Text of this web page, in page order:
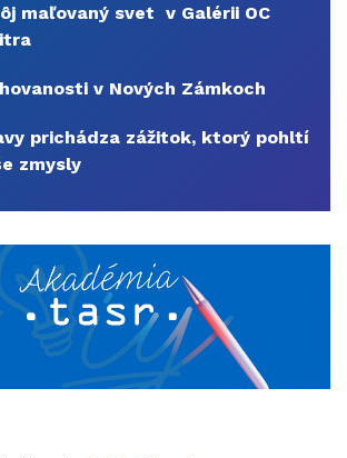
maľovaný svet v Galérii OC
v Nových Zámkoch
prichádza zážitok, ktorý pohltí
zmysly